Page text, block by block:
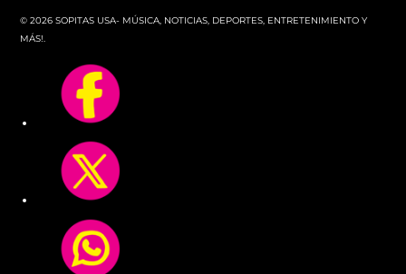
© 2026 SOPITAS USA- MÚSICA, NOTICIAS, DEPORTES, ENTRETENIMIENTO Y
MÁS!.